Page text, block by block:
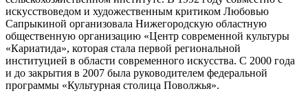
искусствоведом и художественным критиком Любовью
Сапрыкиной организовала Нижегородскую областную
общественную организацию «Центр современной культуры
«Кариатида», которая стала первой региональной
институцией в области современного искусства. С 2000 года
и до закрытия в 2007 была руководителем федеральной
программы «Культурная столица Поволжья».